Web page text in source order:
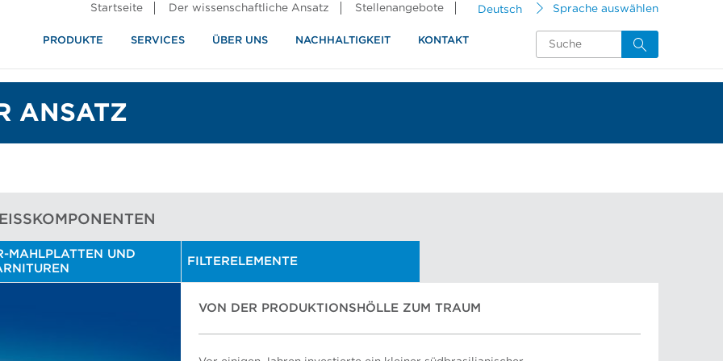
Deutsch Sprache auswählen
Startseite Der wissenschaftliche Ansatz Stellenangebote
PRODUKTE SERVICES ÜBER UNS NACHHALTIGKEIT KONTAKT
ANSATZ
MAHLPLATTEN UND
FILTERELEMENTE
VON DER PRODUKTIONSHÖLLE ZUM TRAUM